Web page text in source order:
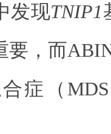
发现TNIP1
要，而
症（ MDS